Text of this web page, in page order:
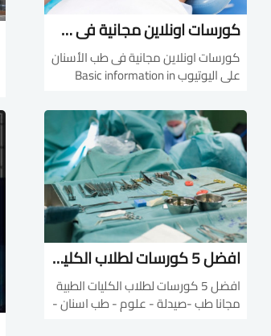
كورسات اونلاين مجانية فى طب الأسنان على اليوتيوب
كورسات اونلاين مجانية فى طب الأسنان
على اليوتيوب Basic information in
1https://youtu.be/yhxnHW7E6Ck
Part
2https://youtu.be/L51krDqoB0sDen
tal composite *Part
1https://youtu.be...
افضل 5 كورسات لطلاب الكليات الطبية مجانا
افضل 5 كورسات لطلاب الكليات الطبية
مجانا طب -صيدلة - علوم - طب اسنان -